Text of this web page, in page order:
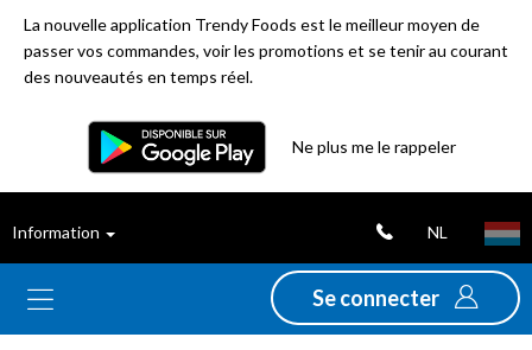
La nouvelle application Trendy Foods est le meilleur moyen de
passer vos commandes, voir les promotions et se tenir au courant
des nouveautés en temps réel.
Ne plus me le rappeler
Information NL
Se connecter
ventes
Nouveautés